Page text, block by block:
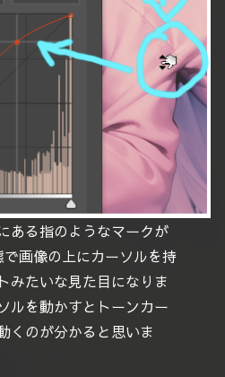
ある指のようなマークが
画像の上にカーソルを持
みたいな見た目になりま
ルを動かすとトーンカー
くのが分かると思いま